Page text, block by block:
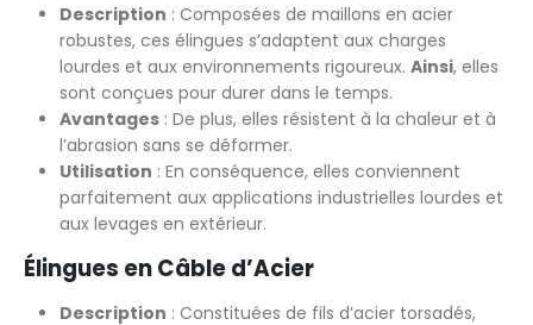
Description : Composées de maillons en acier
robustes, ces élingues s’adaptent aux charges
lourdes et aux environnements rigoureux. Ainsi, elles
sont conçues pour durer dans le temps.
Avantages: De plus, elles résistent à la chaleur et à
l’abrasion sans se déformer.
Utilisation : En conséquence, elles conviennent
parfaitement aux applications industrielles lourdes et
aux levages en extérieur.
Élingues en Câble d’Acier
Description : Constituées de fils d’acier torsadés,